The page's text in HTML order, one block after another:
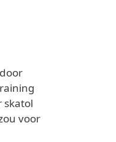
skatol
voor